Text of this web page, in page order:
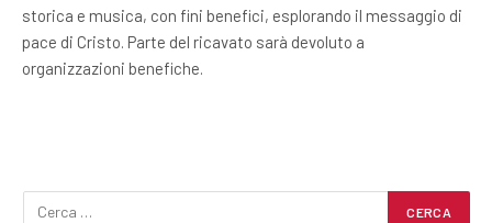
storica e musica, con fini benefici, esplorando il messaggio di
pace di Cristo. Parte del ricavato sarà devoluto a
organizzazioni benefiche.